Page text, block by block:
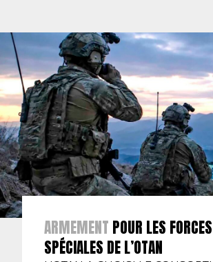
ARMEMENT POUR LES FORCES
SPÉCIALES DE L’OTAN